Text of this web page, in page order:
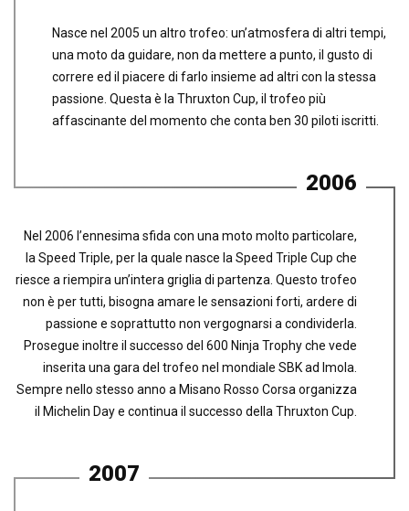
Nasce nel 2005 un altro trofeo: un’atmosfera di altri tempi,
una moto da guidare, non da mettere a punto, il gusto di
correre ed il piacere di farlo insieme ad altri con la stessa
passione. Questa è la Thruxton Cup, il trofeo più
affascinante del momento che conta ben 30 piloti iscritti.
2006
Nel 2006 l’ennesima sfida con una moto molto particolare,
la Speed Triple, per la quale nasce la Speed Triple Cup che
riesce a riempira un’intera griglia di partenza. Questo trofeo
non è per tutti, bisogna amare le sensazioni forti, ardere di
passione e soprattutto non vergognarsi a condividerla.
Prosegue inoltre il successo del 600 Ninja Trophy che vede
inserita una gara del trofeo nel mondiale SBK ad Imola.
Sempre nello stesso anno a Misano Rosso Corsa organizza
il Michelin Day e continua il successo della Thruxton Cup.
2007